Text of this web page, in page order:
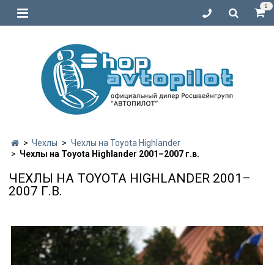
0
Чехлы
Чехлы на Toyota Highlander
Чехлы на Toyota Highlander 2001–2007 г.в.
ЧЕХЛЫ НА TOYOTA HIGHLANDER 2001–
2007 Г.В.